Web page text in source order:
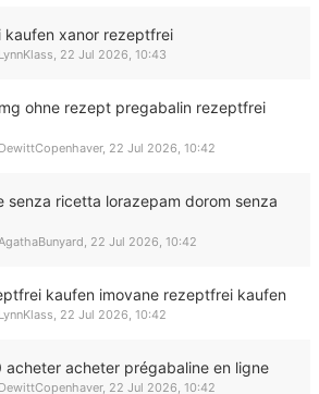
xanor rezeptfrei
LynnKlass, 22 Jul 2026, 10:43
ohne rezept pregabalin rezeptfrei
DewittCopenhaver, 22 Jul 2026, 10:42
senza ricetta lorazepam dorom senza
, 22 Jul 2026, 10:42
kaufen imovane rezeptfrei kaufen
LynnKlass, 22 Jul 2026, 10:42
acheter prégabaline en ligne
DewittCopenhaver, 22 Jul 2026, 10:42